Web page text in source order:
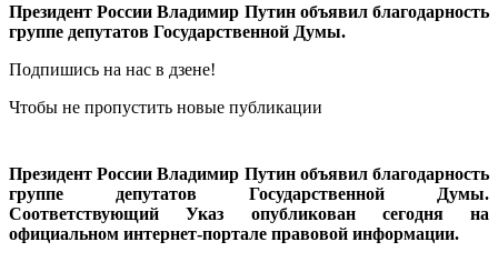
Президент России Владимир Путин объявил благодарность
группе депутатов Государственной Думы.
Подпишись на нас в дзене!
Чтобы не пропустить новые публикации
Президент России Владимир Путин объявил благодарность
группе депутатов Государственной Думы.
Соответствующий Указ опубликован сегодня на
официальном интернет-портале правовой информации.